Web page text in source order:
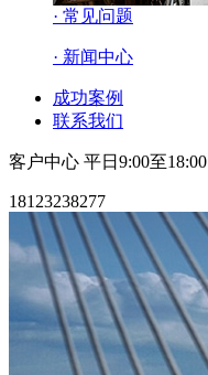
· 常见问题
· 新闻中心
成功案例
联系我们
客户中心 平日9:00至18:00
18123238277